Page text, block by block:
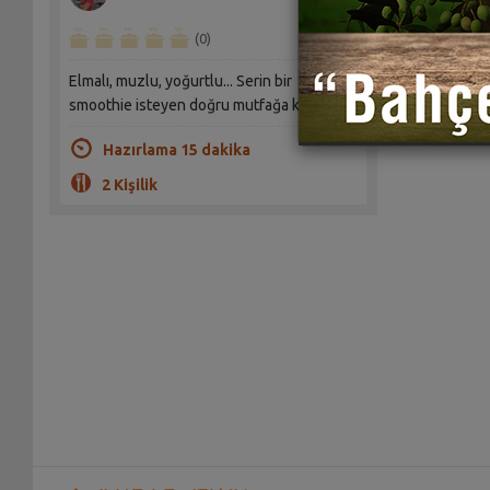
(0)
Elmalı, muzlu, yoğurtlu... Serin bir
smoothie isteyen doğru mutfağa koşsun!
Hazırlama 15 dakika
2 Kişilik